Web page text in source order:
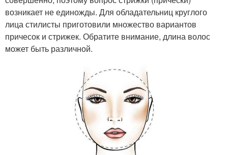
возникает не единожды. Для обладательниц круглого
лица стилисты приготовили множество вариантов
причесок и стрижек. Обратите внимание, длина волос
может быть различной.